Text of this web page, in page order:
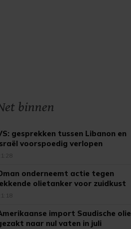
binnen
gesprekken tussen Libanon en
voorspoedig verlopen
onderneemt actie tegen
olietanker voor zuidkust
import Saudische olie
naar nul vaten in juli